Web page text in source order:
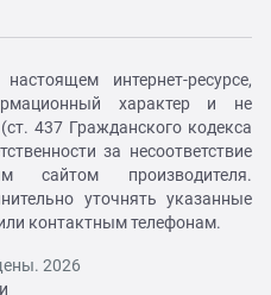
интернет-ресурсе,
характер и не
437 Гражданского кодекса
за несоответствие
сайтом производителя.
уточнять указанные
контактным телефонам.
2026